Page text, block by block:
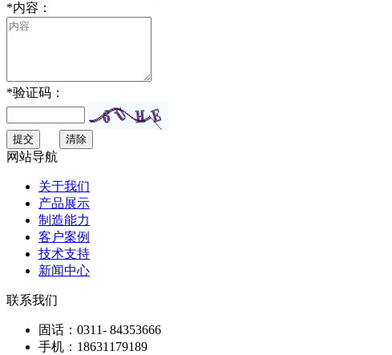
*内容：
*验证码：
提交 清除
网站导航
关于我们
产品展示
制造能力
客户案例
技术支持
新闻中心
联系我们
固话： 0311- 84353666
手机： 18631179189